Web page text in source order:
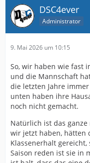
DSC4ever
Administrator
9. Mai 2026 um 10:15
So, wir haben wie fast
und die Mannschaft
die letzten Jahre
unten haben ihre
noch nicht gemacht.
Natürlich ist das
wir jetzt haben, hätten
Klassenerhalt
Saison reden ist sie in